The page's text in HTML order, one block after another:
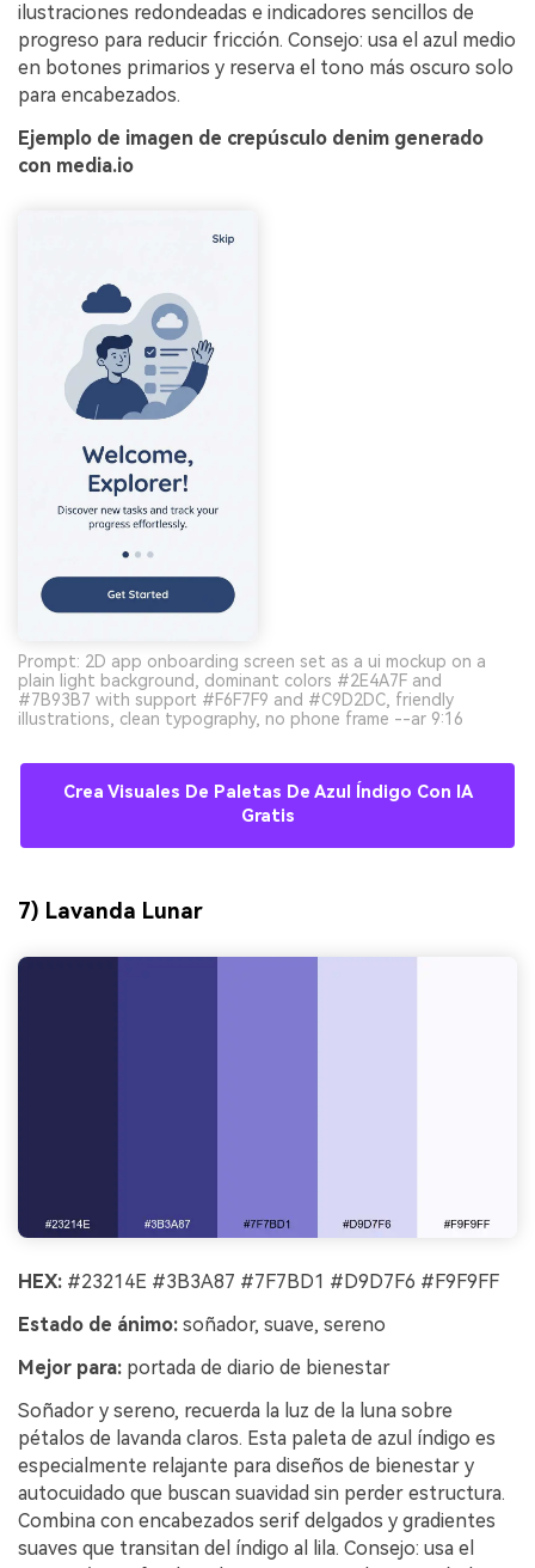
ilustraciones redondeadas e indicadores sencillos de
progreso para reducir fricción. Consejo: usa el azul medio
en botones primarios y reserva el tono más oscuro solo
para encabezados.
Ejemplo de imagen de crepúsculo denim generado
con media.io
Prompt: 2D app onboarding screen set as a ui mockup on a
plain light background, dominant colors #2E4A7F and
#7B93B7 with support #F6F7F9 and #C9D2DC, friendly
illustrations, clean typography, no phone frame --ar 9:16
Crea Visuales De Paletas De Azul Índigo Con IA
Gratis
7) Lavanda Lunar
HEX: #23214E #3B3A87 #7F7BD1 #D9D7F6 #F9F9FF
Estado de ánimo: soñador, suave, sereno
Mejor para: portada de diario de bienestar
Soñador y sereno, recuerda la luz de la luna sobre
pétalos de lavanda claros. Esta paleta de azul índigo es
especialmente relajante para diseños de bienestar y
autocuidado que buscan suavidad sin perder estructura.
Combina con encabezados serif delgados y gradientes
suaves que transitan del índigo al lila. Consejo: usa el